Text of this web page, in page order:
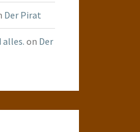
Der Pirat
alles.on Der